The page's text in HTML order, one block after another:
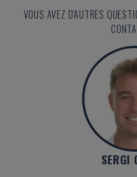
VOUS AVEZ D'AUTRES
SERGI